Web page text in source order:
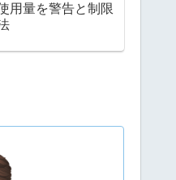
用量を警告と制限